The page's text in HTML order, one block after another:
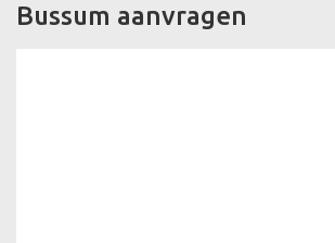
Bussum aanvragen